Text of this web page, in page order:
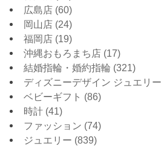
広島店 (60)
岡山店 (24)
福岡店 (19)
沖縄おもろまち店 (17)
結婚指輪・婚約指輪 (321)
ディズニーデザイン ジュエリー
ベビーギフト (86)
時計 (41)
ファッション (74)
ジュエリー (839)